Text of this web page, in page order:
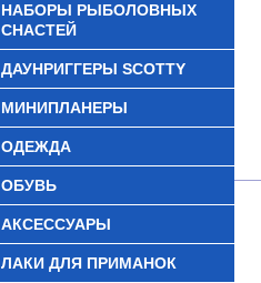
НАБОРЫ РЫБОЛОВНЫХ
СНАСТЕЙ
ДАУНРИГГЕРЫ SCOTTY
МИНИПЛАНЕРЫ
ОДЕЖДА
ОБУВЬ
АКСЕССУАРЫ
ЛАКИ ДЛЯ ПРИМАНОК